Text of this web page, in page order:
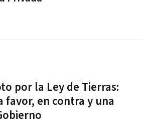
por la Ley de Tierras:
favor, en contra y una